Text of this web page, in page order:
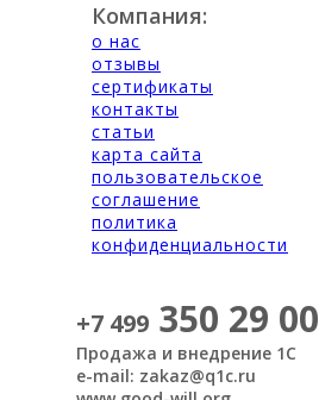
Компания:
о нас
отзывы
сертификаты
контакты
статьи
карта сайта
пользовательское
соглашение
политика
конфиденциальности
+7 499 350 29 00
Продажа и внедрение 1С
e-mail: zakaz@q1c.ru